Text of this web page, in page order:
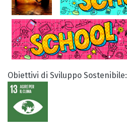
Obiettivi di Sviluppo Sostenibile: